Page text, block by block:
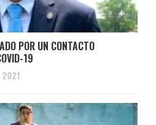
POR UN CONTACTO
19
2021